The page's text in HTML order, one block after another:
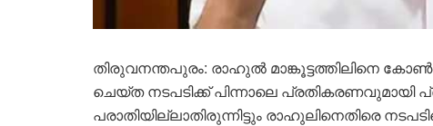
തിരുവനന്തപുരം: രാഹുൽ മാങ്കൂട്ടത്തിലിനെ
ചെയ്ത നടപടിക്ക് പിന്നാലെ പ്രതികരണവുമായി
പരാതിയില്ലാതിരുന്നിട്ടും രാഹുലിനെതിരെ